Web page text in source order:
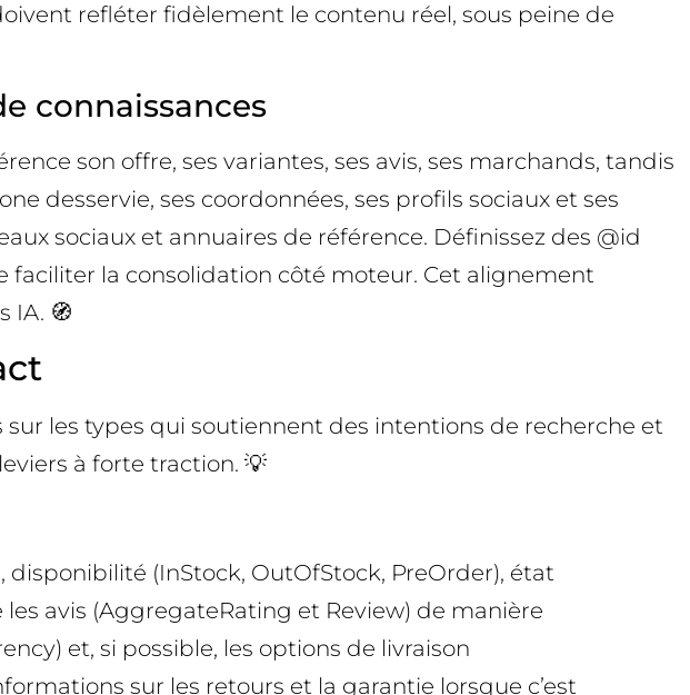
refléter fidèlement le contenu réel, sous peine de
connaissances
son offre, ses variantes, ses avis, ses marchands, tandis
desservie, ses coordonnées, ses profils sociaux et ses
sociaux et annuaires de référence. Définissez des @id
la consolidation côté moteur. Cet alignement
IA. 🧭
les types qui soutiennent des intentions de recherche et
à forte traction. 💡
(InStock, OutOfStock, PreOrder), état
avis (AggregateRating et Review) de manière
et, si possible, les options de livraison
sur les retours et la garantie lorsque c’est